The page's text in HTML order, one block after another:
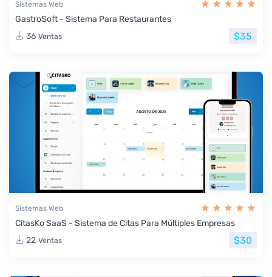
Sistemas Web
GastroSoft - Sistema Para Restaurantes
36 Ventas $35
Sistemas Web
CitasKo SaaS - Sistema de Citas Para Múltiples Empresas
22 Ventas $30